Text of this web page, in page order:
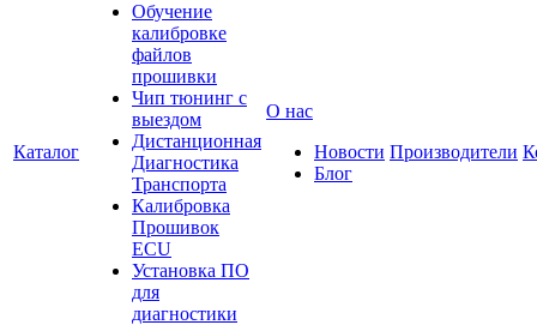
Каталог
Обучение
калибровке
файлов
прошивки
Чип тюнинг с
выездом
Дистанционная
Диагностика
Транспорта
Калибровка
Прошивок
ECU
Установка ПО
для
диагностики
О нас
Новости
Блог
Производители